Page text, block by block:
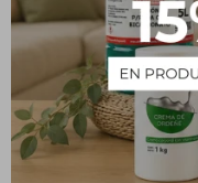
Esponja cocina x 4
unidades
$ 109